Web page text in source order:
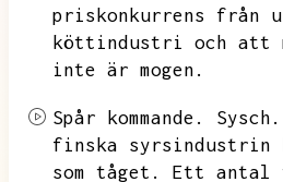
priskonkurrens från
köttindustri och att
inte är mogen.
Spår kommande. Sysch.
finska
som tåget.
Ett antal